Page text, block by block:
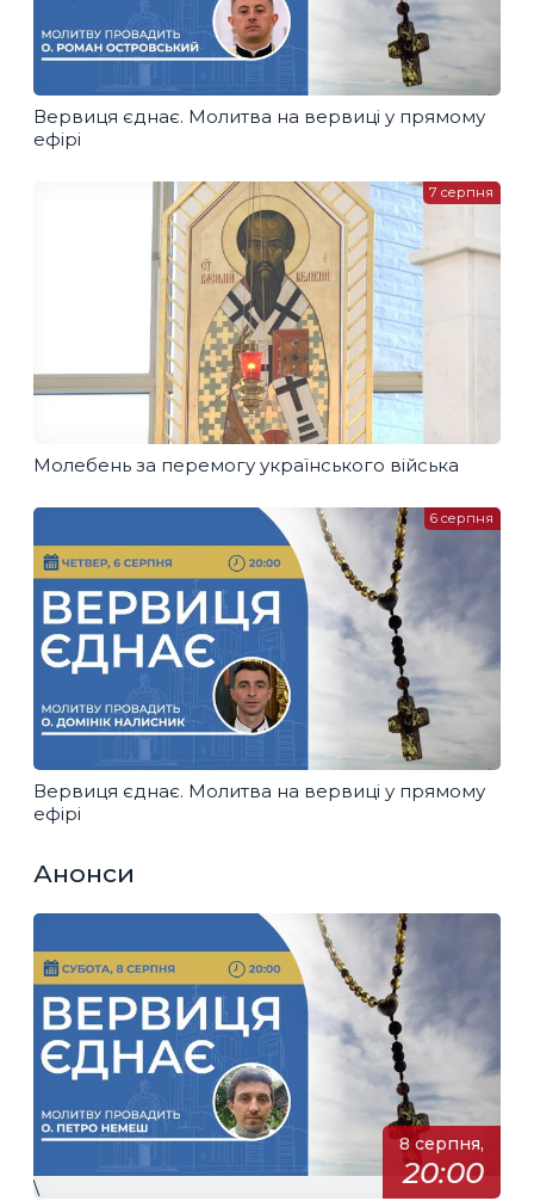
Вервиця єднає. Молитва на вервиці у прямому
ефірі
Молебень за перемогу українського війська
7 серпня
Вервиця єднає. Молитва на вервиці у прямому
ефірі
6 серпня
Анонси
8 серпня,
20:00
\